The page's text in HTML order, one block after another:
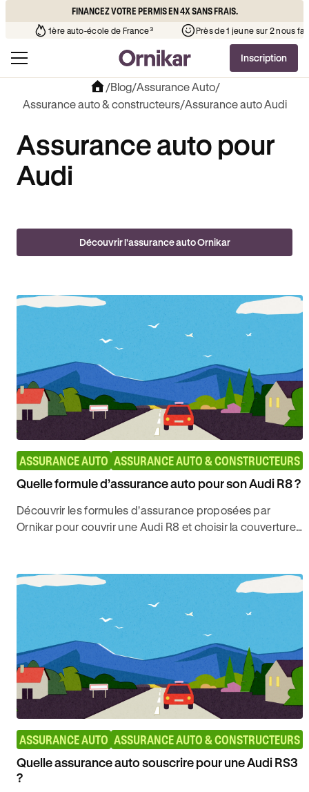
FINANCEZ VOTRE PERMIS EN 4X SANS FRAIS.
l’auto-école de votre quartier¹ 1ère auto-école de France³
Inscription
/Blog/Assurance Auto/
Assurance auto & constructeurs/Assurance auto Audi
Assurance auto pour
Audi
Découvrir l'assurance auto Ornikar
ASSURANCE AUTO ASSURANCE AUTO & CONSTRUCTEURS
Quelle formule d’assurance auto pour son Audi R8 ?
Découvrir les formules d'assurance proposées par
Ornikar pour couvrir une Audi R8 et choisir la couverture
ASSURANCE AUTO ASSURANCE AUTO & CONSTRUCTEURS
Quelle assurance auto souscrire pour une Audi RS3
?